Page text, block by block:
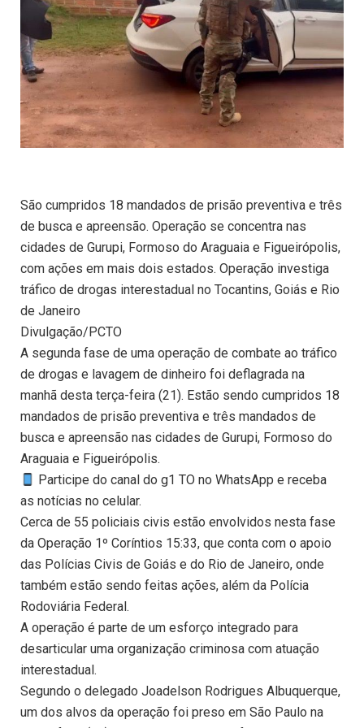
São cumpridos 18 mandados de prisão preventiva e três
de busca e apreensão. Operação se concentra nas
cidades de Gurupi, Formoso do Araguaia e Figueirópolis,
com ações em mais dois estados. Operação investiga
tráfico de drogas interestadual no Tocantins, Goiás e Rio
de Janeiro
Divulgação/PCTO
A segunda fase de uma operação de combate ao tráfico
de drogas e lavagem de dinheiro foi deflagrada na
manhã desta terça-feira (21). Estão sendo cumpridos 18
mandados de prisão preventiva e três mandados de
busca e apreensão nas cidades de Gurupi, Formoso do
Araguaia e Figueirópolis.
Participe do canal do g1 TO no WhatsApp e receba
as notícias no celular.
Cerca de 55 policiais civis estão envolvidos nesta fase
da Operação 1º Coríntios 15:33, que conta com o apoio
das Polícias Civis de Goiás e do Rio de Janeiro, onde
também estão sendo feitas ações, além da Polícia
Rodoviária Federal.
A operação é parte de um esforço integrado para
desarticular uma organização criminosa com atuação
interestadual.
Segundo o delegado Joadelson Rodrigues Albuquerque,
um dos alvos da operação foi preso em São Paulo na